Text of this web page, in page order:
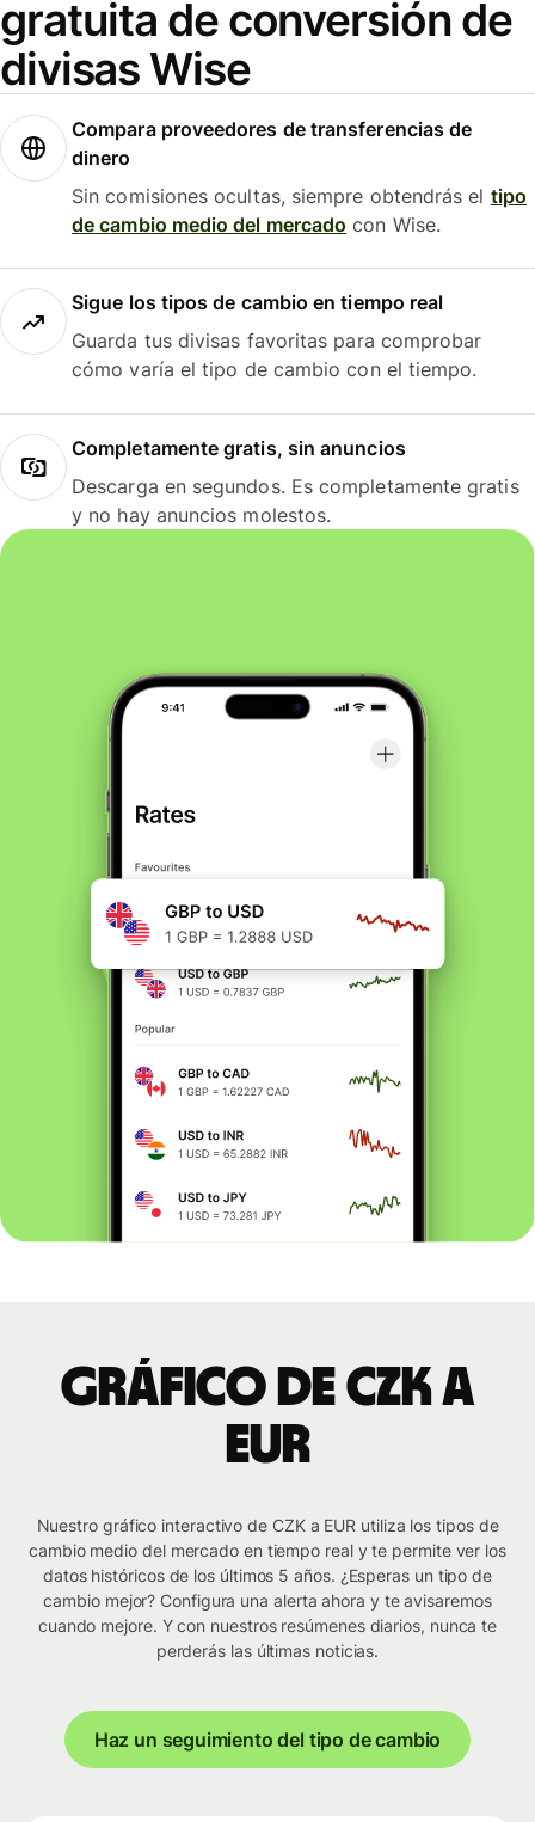
gratuita de conversión de
divisas Wise
Compara proveedores de transferencias de
dinero
Sin comisiones ocultas, siempre obtendrás el tipo
de cambio medio del mercado con Wise.
Sigue los tipos de cambio en tiempo real
Guarda tus divisas favoritas para comprobar
cómo varía el tipo de cambio con el tiempo.
Completamente gratis, sin anuncios
Descarga en segundos. Es completamente gratis
y no hay anuncios molestos.
Gráfico de CZK a
EUR
Nuestro gráfico interactivo de CZK a EUR utiliza los tipos de
cambio medio del mercado en tiempo real y te permite ver los
datos históricos de los últimos 5 años. ¿Esperas un tipo de
cambio mejor? Configura una alerta ahora y te avisaremos
cuando mejore. Y con nuestros resúmenes diarios, nunca te
perderás las últimas noticias.
Haz un seguimiento del tipo de cambio